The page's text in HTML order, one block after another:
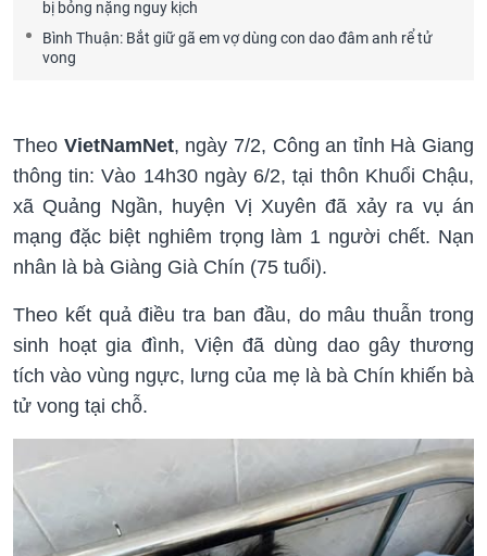
bị bỏng nặng nguy kịch
Bình Thuận: Bắt giữ gã em vợ dùng con dao đâm anh rể tử
vong
Theo VietNamNet, ngày 7/2, Công an tỉnh Hà Giang
thông tin: Vào 14h30 ngày 6/2, tại thôn Khuổi Chậu,
xã Quảng Ngần, huyện Vị Xuyên đã xảy ra vụ án
mạng đặc biệt nghiêm trọng làm 1 người chết. Nạn
nhân là bà Giàng Già Chín (75 tuổi).
Theo kết quả điều tra ban đầu, do mâu thuẫn trong
sinh hoạt gia đình, Viện đã dùng dao gây thương
tích vào vùng ngực, lưng của mẹ là bà Chín khiến bà
tử vong tại chỗ.